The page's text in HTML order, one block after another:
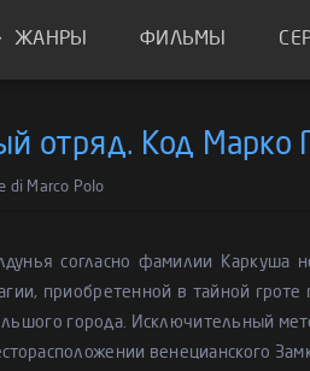
ЖАНРЫ ФИЛЬМЫ
отряд. Код Марко
di Marco Polo
согласно фамилии Каркуша
приобретенной в тайной гроте
города. Исключительный
венецианского